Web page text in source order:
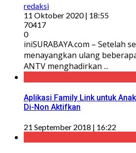
redaksi
11 Oktober 2020 | 18:55
70417
0
iniSURABAYA.com – Setelah
menayangkan ulang
ANTV menghadirkan ...
Aplikasi Family Link untuk
Di-Non Aktifkan
21 September 2018 | 16:22